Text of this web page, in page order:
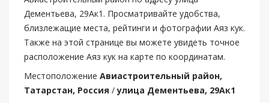
Дементьева, 29Ак1. Просматривайте удобства,
близлежащие места, рейтинги и фотографии Аяз кук.
Также на этой странице вы можете увидеть точное
расположение Аяз кук на карте по координатам.
Местоположение Авиастроительный район,
Татарстан, Россия /улица Дементьева, 29Ак1